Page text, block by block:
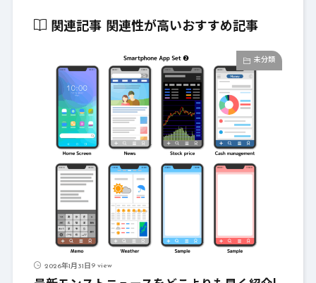
関連記事 関連性が高いおすすめ記事
未分類
2026年1月31日 9 view